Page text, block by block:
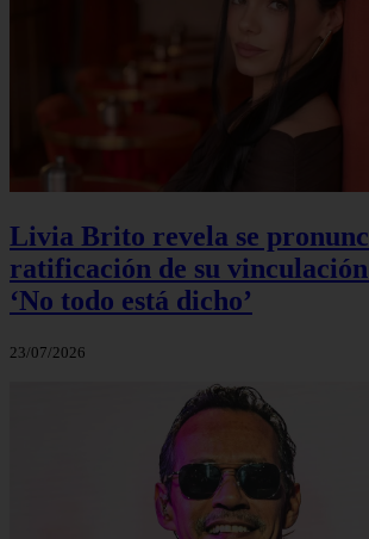
Livia Brito revela se
ratificación de su
‘No todo está dicho’
23/07/2026